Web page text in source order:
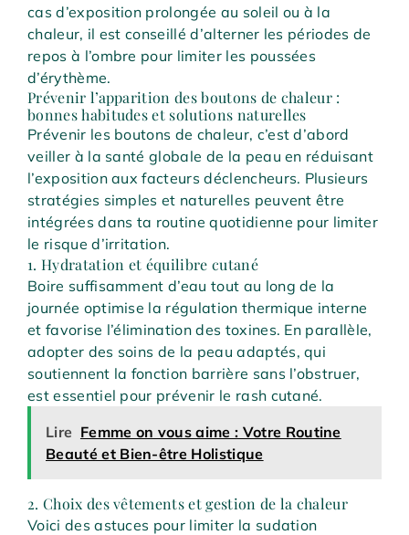
cas d’exposition prolongée au soleil ou à la
chaleur, il est conseillé d’alterner les périodes de
repos à l’ombre pour limiter les poussées
d’érythème.
Prévenir l’apparition des boutons de chaleur :
bonnes habitudes et solutions naturelles
Prévenir les boutons de chaleur, c’est d’abord
veiller à la santé globale de la peau en réduisant
l’exposition aux facteurs déclencheurs. Plusieurs
stratégies simples et naturelles peuvent être
intégrées dans ta routine quotidienne pour limiter
le risque d’irritation.
1. Hydratation et équilibre cutané
Boire suffisamment d’eau tout au long de la
journée optimise la régulation thermique interne
et favorise l’élimination des toxines. En parallèle,
adopter des soins de la peau adaptés, qui
soutiennent la fonction barrière sans l’obstruer,
est essentiel pour prévenir le rash cutané.
Lire Femme on vous aime : Votre Routine
Beauté et Bien-être Holistique
2. Choix des vêtements et gestion de la chaleur
Voici des astuces pour limiter la sudation